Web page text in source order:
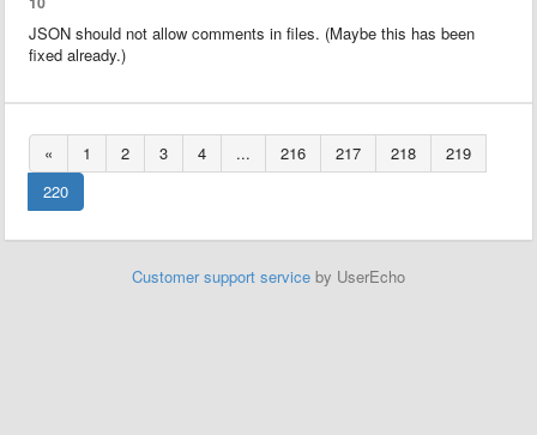
JSON should not allow comments in files. (Maybe this has been
fixed already.)
« 1 2 3 4 ... 216 217 218
219
220
Customer support service by UserEcho